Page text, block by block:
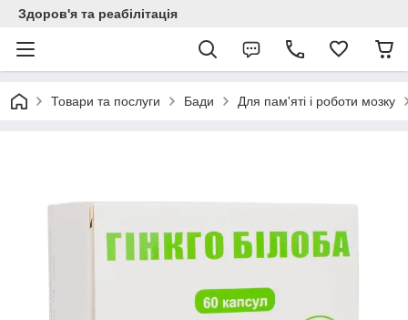
Здоров'я та реабілітація
Товари та послуги Бади Для пам'яті і роботи мозку